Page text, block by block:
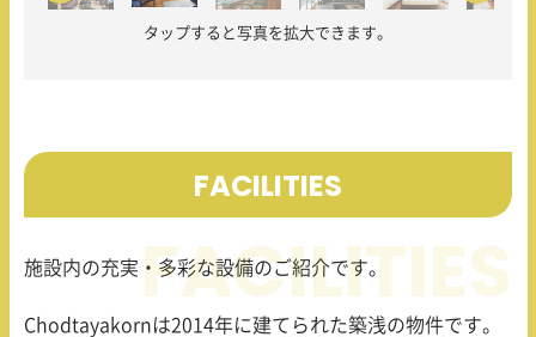
タップすると写真を拡大できます。
FACILITIES
施設内の充実・多彩な設備のご紹介です。
Chodtayakornは2014年に建てられた築浅の物件です。